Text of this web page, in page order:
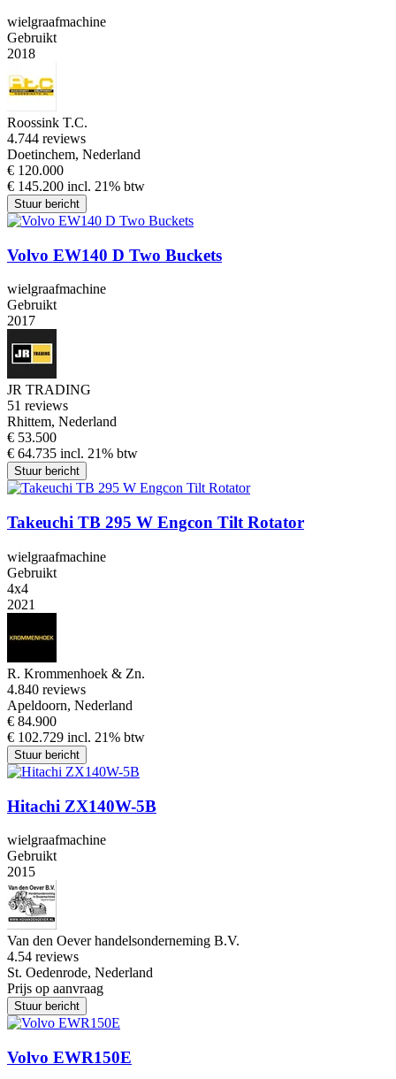
wielgraafmachine
Gebruikt
2018
Roossink T.C.
4.744 reviews
Doetinchem, Nederland
€ 120.000
€ 145.200 incl. 21% btw
Stuur bericht
Volvo EW140 D Two Buckets
wielgraafmachine
Gebruikt
2017
JR TRADING
51 reviews
Rhittem, Nederland
€ 53.500
€ 64.735 incl. 21% btw
Stuur bericht
Takeuchi TB 295 W Engcon Tilt Rotator
wielgraafmachine
Gebruikt
4x4
2021
R. Krommenhoek & Zn.
4.840 reviews
Apeldoorn, Nederland
€ 84.900
€ 102.729 incl. 21% btw
Stuur bericht
Hitachi ZX140W-5B
wielgraafmachine
Gebruikt
2015
Van den Oever handelsonderneming B.V.
4.54 reviews
St. Oedenrode, Nederland
Prijs op aanvraag
Stuur bericht
Volvo EWR150E